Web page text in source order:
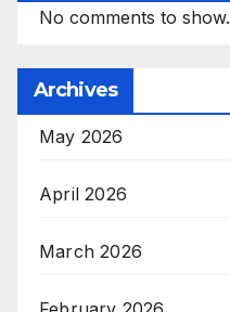
No comments to show.
Archives
May 2026
April 2026
March 2026